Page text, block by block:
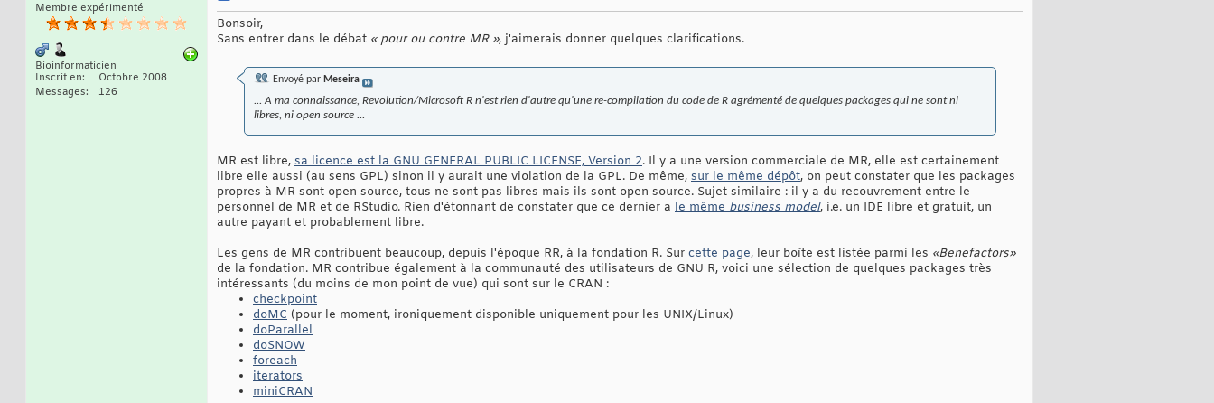
Membre expérimenté
Bioinformaticien
Inscrit en
Octobre 2008
Messages
126
Bonsoir,
Sans entrer dans le débat « pour ou contre MR », j'aimerais donner quelques clarifications.
Envoyé par Meseira
... A ma connaissance, Revolution/Microsoft R n'est rien d'autre qu'une re-compilation du code de R agrémenté de quelques packages qui ne sont ni
libres, ni open source ...
MR est libre, sa licence est la GNU GENERAL PUBLIC LICENSE, Version 2. Il y a une version commerciale de MR, elle est certainement
libre elle aussi (au sens GPL) sinon il y aurait une violation de la GPL. De même, sur le même dépôt, on peut constater que les packages
propres à MR sont open source, tous ne sont pas libres mais ils sont open source. Sujet similaire : il y a du recouvrement entre le
personnel de MR et de RStudio. Rien d'étonnant de constater que ce dernier a le même business model, i.e. un IDE libre et gratuit, un
autre payant et probablement libre.
Les gens de MR contribuent beaucoup, depuis l'époque RR, à la fondation R. Sur cette page, leur boîte est listée parmi les «Benefactors»
de la fondation. MR contribue également à la communauté des utilisateurs de GNU R, voici une sélection de quelques packages très
intéressants (du moins de mon point de vue) qui sont sur le CRAN :
checkpoint
doMC (pour le moment, ironiquement disponible uniquement pour les UNIX/Linux)
doParallel
doSNOW
foreach
iterators
miniCRAN